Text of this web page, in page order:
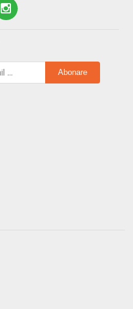
Abonare